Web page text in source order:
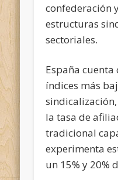
confederación
estructuras
sectoriales.
España cuenta
índices más
la tasa de
tradicional
experimenta
un 15% y 20%